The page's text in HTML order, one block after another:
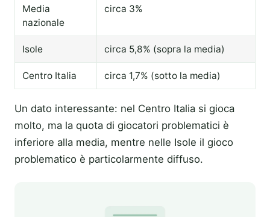
Media
nazionale
circa 3%
Isole circa 5,8% (sopra la media)
Centro Italia circa 1,7% (sotto la media)
Un dato interessante: nel Centro Italia si gioca
molto, ma la quota di giocatori problematici è
inferiore alla media, mentre nelle Isole il gioco
problematico è particolarmente diffuso.